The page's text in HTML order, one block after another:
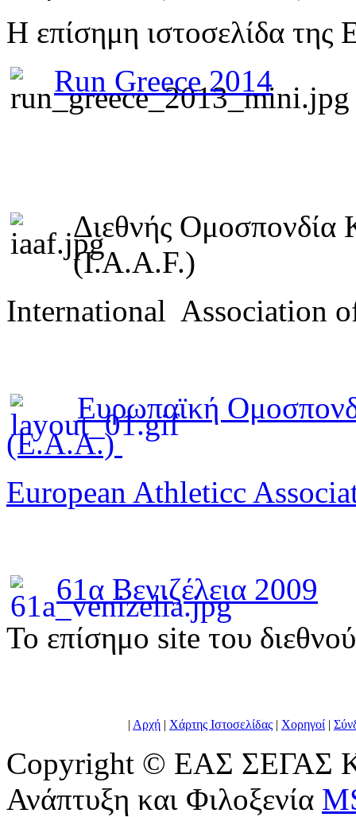
Η επίσημη ιστοσελίδα της
Run Greece 2014
Διεθνής Ομοσπονδία
(I.A.A.F.)
International Association
Ευρωπαϊκή
(E.A.A.)
European Athleticc
61α Βενιζέλεια 2009
To επίσημο site του
| Αρχή | Χάρτης Ιστοσελίδας | Χορηγοί |
Copyright © ΕΑΣ ΣΕΓΑΣ
Ανάπτυξη και Φιλοξενία